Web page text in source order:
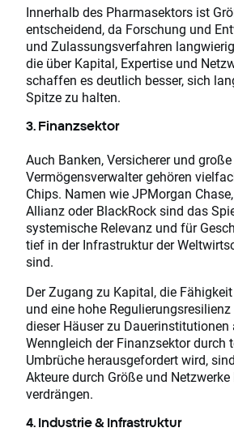
Innerhalb des Pharmasektors ist
entscheidend, da Forschung und
und Zulassungsverfahren
die über Kapital, Expertise und
schaffen es deutlich besser, sich
Spitze zu halten.
3. Finanzsektor
Auch Banken, Versicherer und große
Vermögensverwalter gehören
Chips. Namen wie JPMorgan
Allianz oder BlackRock sind das
systemische Relevanz und für
tief in der Infrastruktur der
sind.
Der Zugang zu Kapital, die
und eine hohe
dieser Häuser zu Dauerinstitutionen
Wenngleich der Finanzsektor durch
Umbrüche herausgefordert wird,
Akteure durch Größe und
verdrängen.
4. Industrie & Infrastruktur